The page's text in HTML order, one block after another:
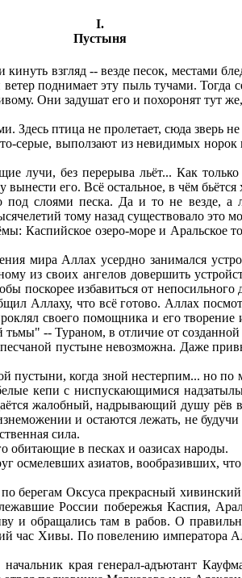
I.
Пустыня
взгляд -- везде песок, местами
поднимает эту пыль тучами. Тогда
Они задушат его и похоронят тут
птица не пролетает, сюда зверь не
серые, выползают из невидимых
без перерыва льёт... Как
его. Всё остальное, в чём
слоями песка. Да и то не везде,
тому назад существовало это
Каспийское озеро-море и Аральское
мира Аллах усердно занимался
из своих ангелов довершить
поскорее избавиться от
Аллаху, что всё готово. Аллах
своего помощника и его
тьмы" -- Тураном, в отличие от
пустыне невозможна. Даже
пустыни, когда зной нестерпим... но
кепи с ниспускающимися
жалобный, надрывающий душу
и остаются лежать, не
сила.
обитающие в песках и оазисах народы.
осмелевших азиатов, вообразивших,
Оксуса прекрасный
России побережья Каспия,
обращались там в рабов. О
час Хивы. По повелению императора
края генерал-адъютант